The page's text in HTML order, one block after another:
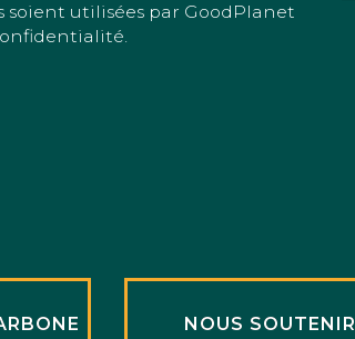
soient utilisées par GoodPlanet
NOUS SOUTENIR